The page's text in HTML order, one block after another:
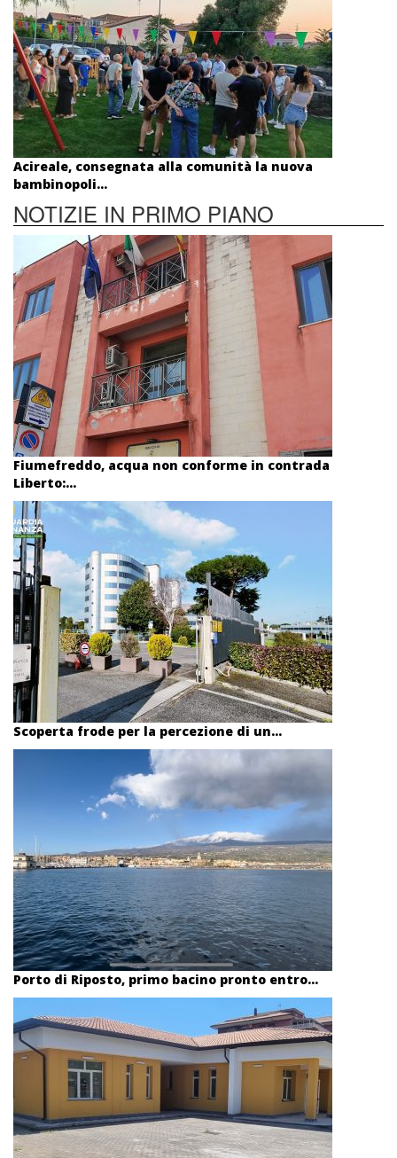
Acireale, consegnata alla comunità la nuova
bambinopoli...
NOTIZIE IN PRIMO PIANO
Fiumefreddo, acqua non conforme in contrada
Liberto:...
Scoperta frode per la percezione di un...
Porto di Riposto, primo bacino pronto entro...